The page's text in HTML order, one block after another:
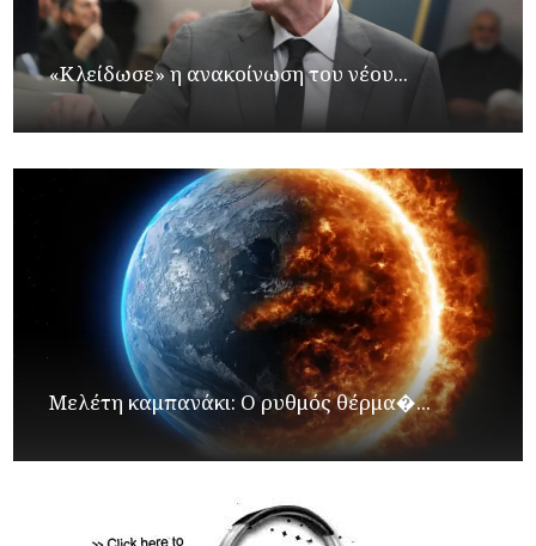
«Κλείδωσε» η ανακοίνωση του νέου...
Μελέτη καμπανάκι: Ο ρυθμός θέρμα�...